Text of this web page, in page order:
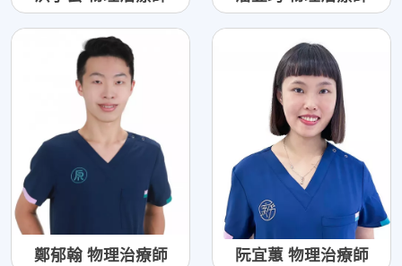
鄭郁翰 物理治療師 阮宜蕙 物理治療師